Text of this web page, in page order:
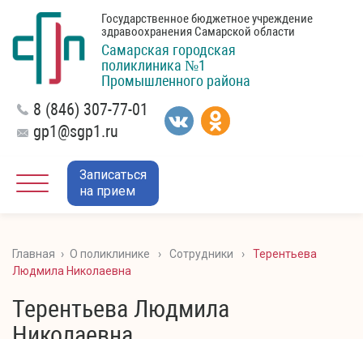
Государственное бюджетное учреждение
здравоохранения Самарской области
Самарская городская
поликлиника №1
Промышленного района
8 (846) 307-77-01
gp1@sgp1.ru
Записаться
на прием
Главная › О поликлинике › Сотрудники › Терентьева
Людмила Николаевна
Терентьева Людмила